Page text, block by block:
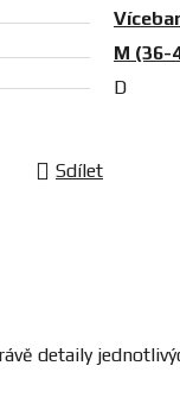
M (36-
D
Sdílet
detaily